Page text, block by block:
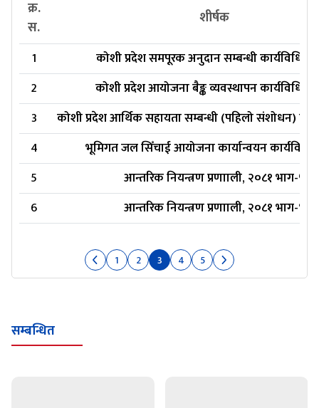
क्र.
स.
शीर्षक
1
कोशी प्रदेश समपूरक अनुदान सम्बन्धी कार्यविधि,
2
कोशी प्रदेश आयोजना बैङ्क व्यवस्थापन कार्यविधि,
3
कोशी प्रदेश आर्थिक सहायता सम्बन्धी (पहिलो संशोधन)
4
भूमिगत जल सिँचाई आयोजना कार्यान्वयन
5
आन्तरिक नियन्त्रण प्रणााली, २०८१ भाग-५
6
आन्तरिक नियन्त्रण प्रणााली, २०८१ भाग-४
1 2 3 4 5
सम्बन्धित